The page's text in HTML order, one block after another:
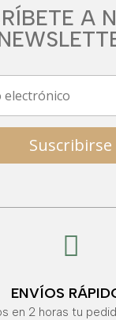
A
Suscribirse

ENVÍOS
en 2 horas tu